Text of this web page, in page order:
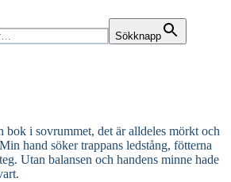
Sökknapp
bok i sovrummet, det är alldeles mörkt och
hand söker trappans ledstång, fötterna
Utan balansen och handens minne hade